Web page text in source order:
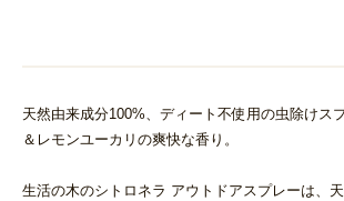
天然由来成分100%、ディート不使用の虫除けス
＆レモンユーカリの爽快な香り。
生活の木のシトロネラ アウトドアスプレーは、